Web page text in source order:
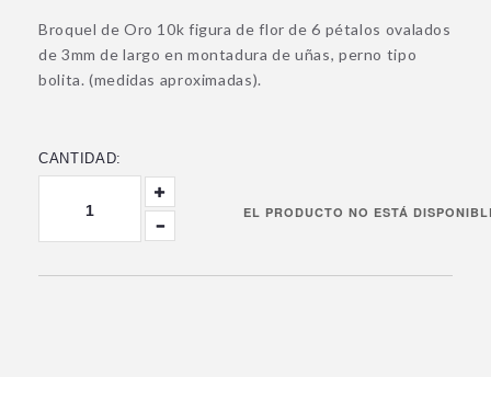
Broquel de Oro 10k figura de flor de 6 pétalos ovalados
de 3mm de largo en montadura de uñas, perno tipo
bolita. (medidas aproximadas).
CANTIDAD: